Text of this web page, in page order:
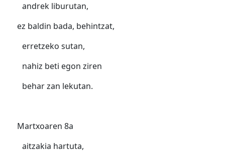
andrek liburutan,
ez baldin bada, behintzat,
erretzeko sutan,
nahiz beti egon ziren
behar zan lekutan.
Martxoaren 8a
aitzakia hartuta,